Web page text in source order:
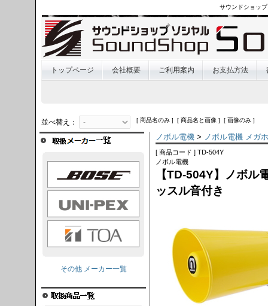
サウンドショッ
トップページ 会社概要 ご利用案内 お支払方法
並べ替え： [ 商品名のみ ] [ 商品名と画像 ] [ 画像のみ ]
ノボル電機 > ノボル電機 メガ
[ 商品コード ] TD-504Y
ノボル電機
【TD-504Y】ノボル
ッスル音付き
その他 メーカー一覧